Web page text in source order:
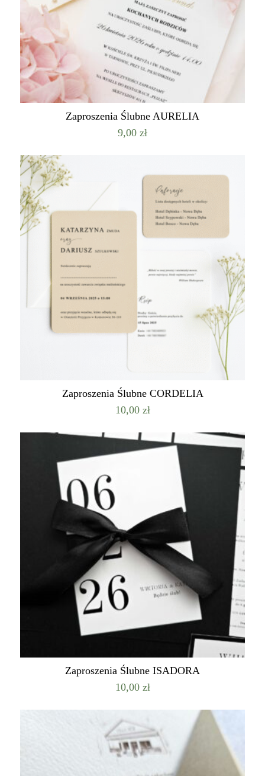
Zaproszenia Ślubne AURELIA
9,00 zł
Zaproszenia Ślubne CORDELIA
10,00 zł
Zaproszenia Ślubne ISADORA
10,00 zł